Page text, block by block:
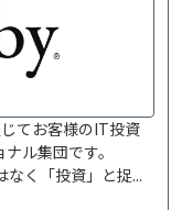
てお客様のIT投資
ル集団です。
く「投資」と捉...